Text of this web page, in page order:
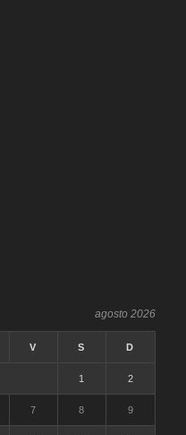
agosto 2026
V S D
1 2
7 8 9